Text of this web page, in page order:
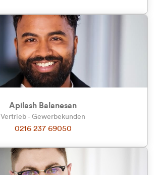
Apilash Balanesan
Vertrieb - Gewerbekunden
0216 237 69050